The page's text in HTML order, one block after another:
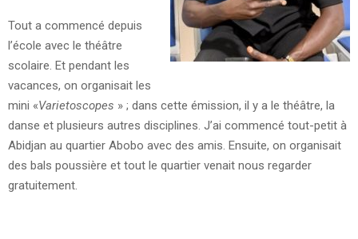
Tout a commencé depuis
l’école avec le théâtre
scolaire. Et pendant les
vacances, on organisait les
mini «Varietoscopes » ; dans cette émission, il y a le théâtre, la
danse et plusieurs autres disciplines. J’ai commencé tout-petit à
Abidjan au quartier Abobo avec des amis. Ensuite, on organisait
des bals poussière et tout le quartier venait nous regarder
gratuitement.